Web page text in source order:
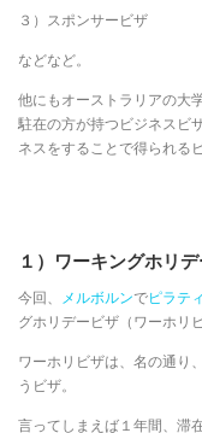
３）スポンサービザ
などなど。
他にもオーストラリアの大
駐在の方が持つビジネスビ
ネスをすることで得られる
１）ワーキングホリ
今回、
メルボルンでピラテ
グホリデービザ（ワーホリビ
ワーホリビザは、名の通り
うビザ。
言ってしまえば１年間、滞